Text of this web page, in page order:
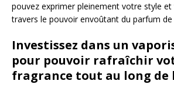
pouvez exprimer pleinement votre style
travers le pouvoir envoûtant du parfum de
Investissez dans un
pour pouvoir rafraîchir
fragrance tout au long de